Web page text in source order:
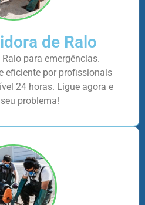
de Ralo
para emergências.
eficiente por profissionais
24 horas. Ligue agora e
problema!